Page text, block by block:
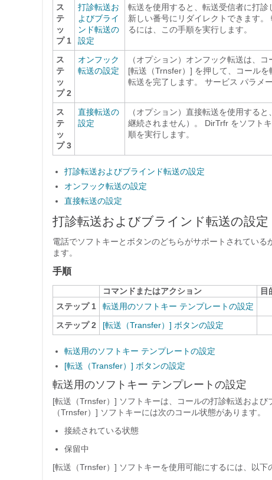
ス
テ
ッ
プ 1
打診転送お
よびブライ
ンド転送の
設定
転送を使用すると、転送受信者に打
新しい番号にリダイレクトできます
るには、この手順を実行します。
ス
テ
ッ
プ 2
オンフック
転送の設定
（オプション）オンフック転送は、
[転送（Trnsfer）] を押して、コール
転送を完了します。 サービス パラメ
ス
テ
ッ
プ 3
直接転送の
設定
（オプション）直接転送を使用する
継続されません）。 DirTrfr をソフト
順を実行します。
打診転送およびブラインド転送の設定
オンフック転送の設定
直接転送の設定
打診転送およびブラインド転送の設定
電話でソフトキーとボタンのどちらがサポートされてい
ます。
手順
コマンドまたはアクション
目
ステップ 1
転送用のソフトキー テンプレートの設定
ステップ 2
[転送（Transfer）] ボタンの設定
転送用のソフトキー テンプレートの設定
[転送（Transfer）] ボタンの設定
転送用のソフトキー テンプレートの設定
[転送（Trnsfer）] ソフトキーは、コールの打診転送およ
（Trnsfer）] ソフトキーには次のコール状態があります。
接続されている状態
保留中
[転送（Trnsfer）] ソフトキーを使用可能にするには、以下